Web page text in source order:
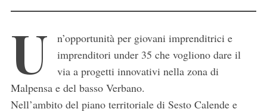
U
n’opportunità per giovani imprenditrici e
imprenditori under 35 che vogliono dare il
via a progetti innovativi nella zona di
Malpensa e del basso Verbano.
Nell’ambito del piano territoriale di Sesto Calende e